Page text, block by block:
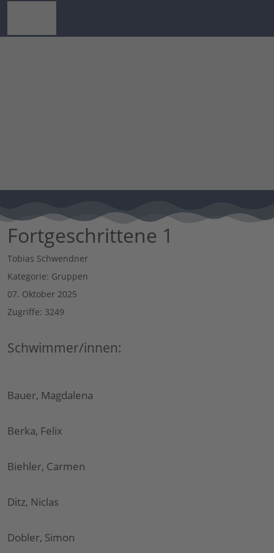
Fortgeschrittene 1
Tobias Schwendner
Kategorie: Gruppen
07. Oktober 2025
Zugriffe: 3249
Schwimmer/innen:
Bauer, Magdalena
Berka, Felix
Biehler, Carmen
Ditz, Niclas
Dobler, Simon